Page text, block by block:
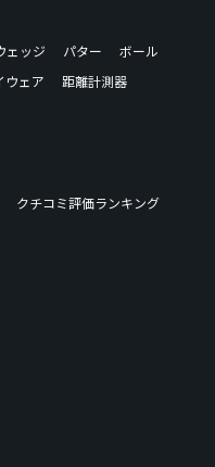
ェッジ パター
ボール
ウェア
距離計測器
クチコミ評価ランキング